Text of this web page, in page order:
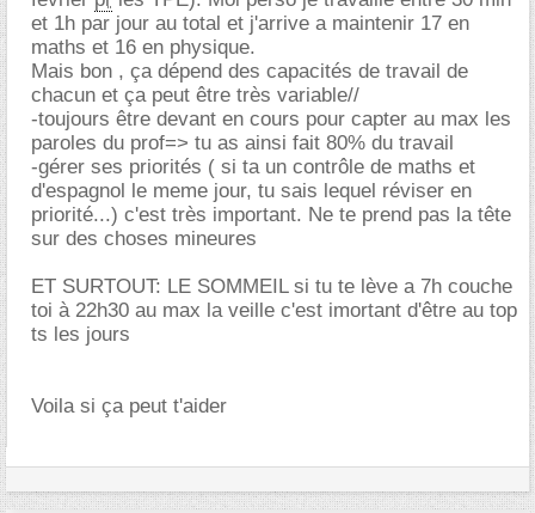
et 1h par jour au total et j'arrive a maintenir 17 en
maths et 16 en physique.
Mais bon , ça dépend des capacités de travail de
chacun et ça peut être très variable//
-toujours être devant en cours pour capter au max les
paroles du prof=> tu as ainsi fait 80% du travail
-gérer ses priorités ( si ta un contrôle de maths et
d'espagnol le meme jour, tu sais lequel réviser en
priorité...) c'est très important. Ne te prend pas la tête
sur des choses mineures
ET SURTOUT: LE SOMMEIL si tu te lève a 7h couche
toi à 22h30 au max la veille c'est imortant d'être au top
ts les jours
Voila si ça peut t'aider